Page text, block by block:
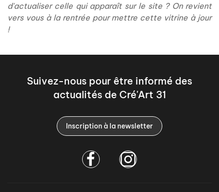
d'actualiser celle qui apparaît sur le site ? On revient
vers vous à la rentrée pour mettre cette vitrine à jour
!
Suivez-nous pour être informé des
actualités de Cré'Art 31
Inscription à la newsletter